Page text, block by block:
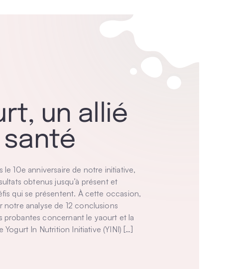
un allié
santé
10e anniversaire de notre initiative,
obtenus jusqu’à présent et
qui se présentent. À cette occasion,
notre analyse de 12 conclusions
probantes concernant le yaourt et la
Yogurt In Nutrition Initiative (YINI) […]